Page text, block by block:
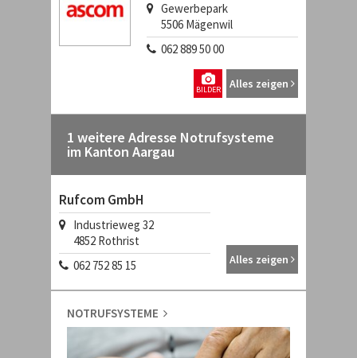
Gewerbepark
5506 Mägenwil
062 889 50 00
Alles zeigen
BILDER
1 weitere Adresse Notrufsysteme
im Kanton Aargau
Rufcom GmbH
Industrieweg 32
4852 Rothrist
062 752 85 15
Alles zeigen
NOTRUFSYSTEME